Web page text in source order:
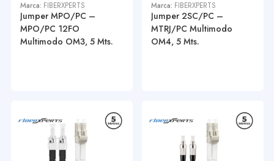
Marca: FIBERXPERTS
Jumper MPO/PC –
MPO/PC 12FO
Multimodo OM3, 5 Mts.
Marca: FIBERXPERTS
Jumper 2SC/PC –
MTRJ/PC Multimodo
OM4, 5 Mts.